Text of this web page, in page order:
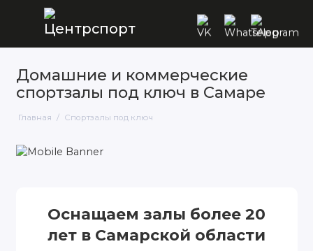
Домашние и коммерческие
спортзалы под ключ в Самаре
Главная Спортзалы под ключ
Оснащаем залы более 20
лет в Самарской области